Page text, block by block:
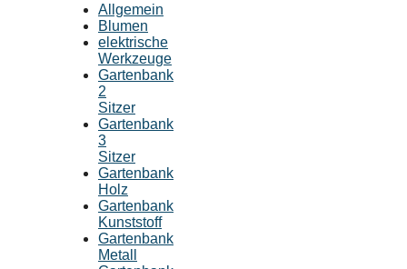
Allgemein
Blumen
elektrische
Werkzeuge
Gartenbank
2
Sitzer
Gartenbank
3
Sitzer
Gartenbank
Holz
Gartenbank
Kunststoff
Gartenbank
Metall